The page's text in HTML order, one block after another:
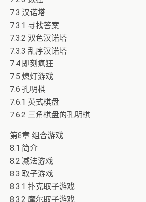
7.3 汉诺塔
7.3.1 寻找答案
7.3.2 双色汉诺塔
7.3.3 乱序汉诺塔
7.4 即刻疯狂
7.5 熄灯游戏
7.6 孔明棋
7.6.1 英式棋盘
7.6.2 三角棋盘的孔明棋
第8章 组合游戏
8.1 简介
8.2 减法游戏
8.3 取子游戏
8.3.1 扑克取子游戏
8.3.2 摩尔取子游戏